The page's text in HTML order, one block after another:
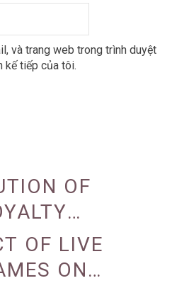
và trang web trong trình duyệt
kế tiếp của tôi.
OF
OF LIVE
ON